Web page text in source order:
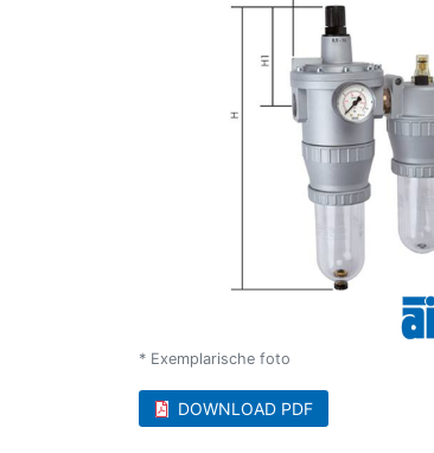
* Exemplarische foto
DOWNLOAD PDF